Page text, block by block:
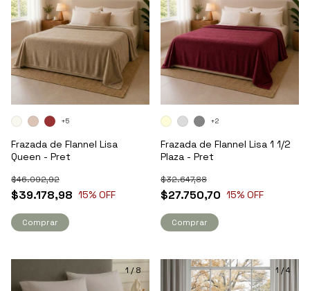
Frazada de Flannel Lisa
Queen - Pret
$39.178,98
$46.092,92
15% OFF
+5
Comprar
Frazada de Flannel Lisa 1 1/2
Plaza - Pret
$27.750,70
$32.647,88
15% OFF
+2
Comprar
1/8 1 /4